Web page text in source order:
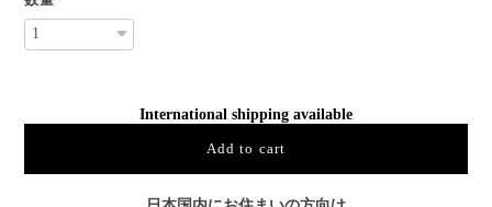
International shipping available
Add to cart